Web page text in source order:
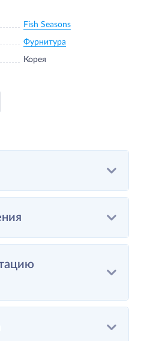
Fish Seasons
Фурнитура
Корея